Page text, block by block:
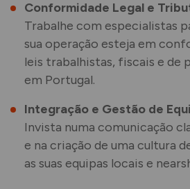
Conformidade Legal e
Trabalhe com especialistas
sua operação esteja em
leis trabalhistas, fiscais e de
em Portugal.
Integração e Gestão de
Invista numa comunicação
e na criação de uma cultura
as suas equipas locais e